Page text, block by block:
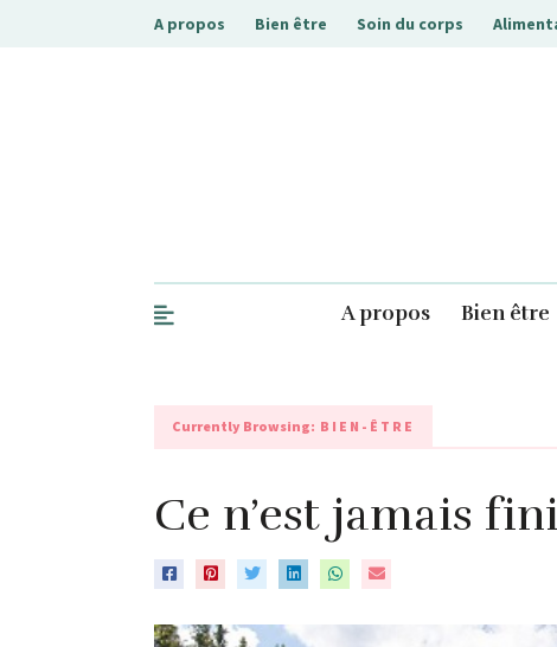
A propos Bien être Soin du corps
A propos Bien être
Currently Browsing: BIEN-ÊTRE
Ce n’est jamais